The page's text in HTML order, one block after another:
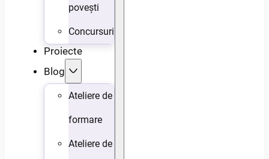
povești
Concursuri
Proiecte
Blog
Ateliere de
formare
Ateliere de